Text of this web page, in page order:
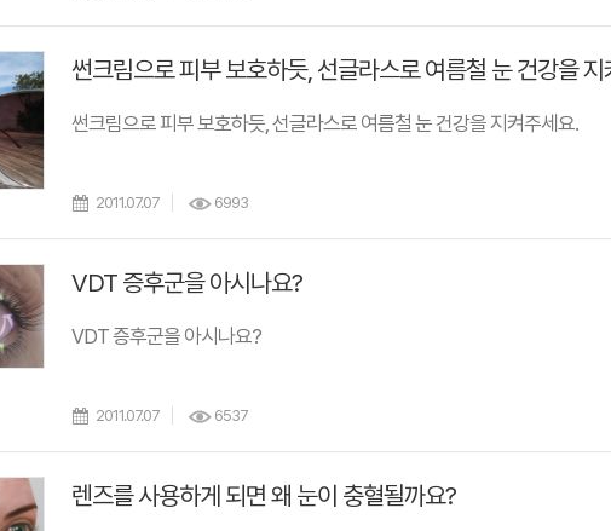
썬크림으로 피부 보호하듯, 선글라스로 여름철 눈 건강을 지
썬크림으로 피부 보호하듯, 선글라스로 여름철 눈 건강을 지켜주세요.
2011.07.07 6993
VDT 증후군을 아시나요?
VDT 증후군을 아시나요?
2011.07.07 6537
렌즈를 사용하게 되면 왜 눈이 충혈될까요?